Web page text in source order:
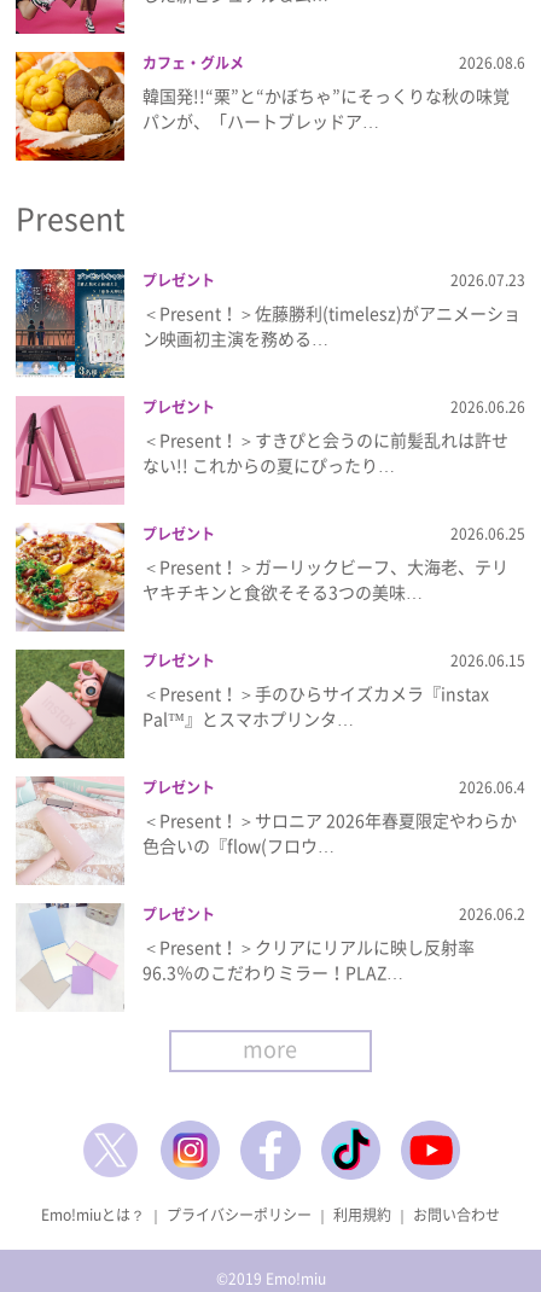
カフェ・グルメ 2026.08.6
韓国発!!“栗”と“かぼちゃ”にそっくりな秋の味覚
パンが、「ハートブレッドア…
Present
プレゼント 2026.07.23
＜Present！＞佐藤勝利(timelesz)がアニメーショ
ン映画初主演を務める…
プレゼント 2026.06.26
＜Present！＞すきぴと会うのに前髪乱れは許せ
ない!! これからの夏にぴったり…
プレゼント 2026.06.25
＜Present！＞ガーリックビーフ、大海老、テリ
ヤキチキンと食欲そそる3つの美味…
プレゼント 2026.06.15
＜Present！＞手のひらサイズカメラ『instax
Pal™』とスマホプリンタ…
プレゼント 2026.06.4
＜Present！＞サロニア 2026年春夏限定やわらか
色合いの『flow(フロウ…
プレゼント 2026.06.2
＜Present！＞クリアにリアルに映し反射率
96.3％のこだわりミラー！PLAZ…
more
Emo!miuとは？ ｜ プライバシーポリシー ｜ 利用規約 ｜ お問い合わせ
©2019 Emo!miu